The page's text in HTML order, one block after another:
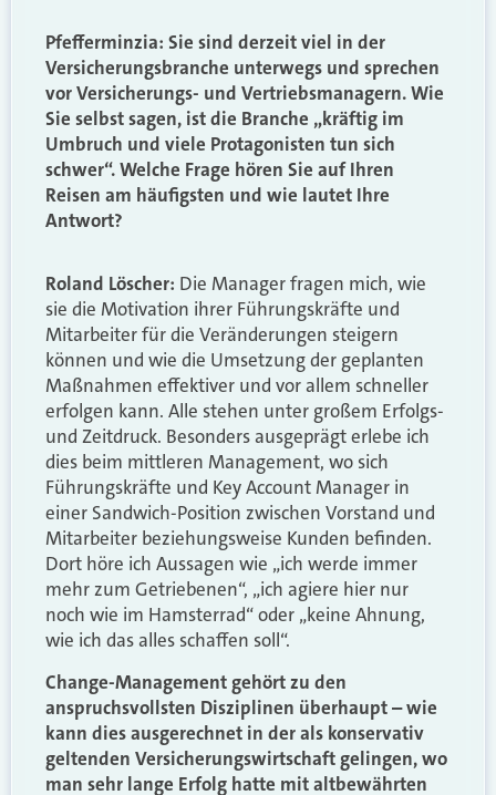
Pfefferminzia: Sie sind derzeit viel in der
Versicherungsbranche unterwegs und sprechen
vor Versicherungs- und Vertriebsmanagern. Wie
Sie selbst sagen, ist die Branche „kräftig im
Umbruch und viele Protagonisten tun sich
schwer“. Welche Frage hören Sie auf Ihren
Reisen am häufigsten und wie lautet Ihre
Antwort?
Roland Löscher: Die Manager fragen mich, wie
sie die Motivation ihrer Führungskräfte und
Mitarbeiter für die Veränderungen steigern
können und wie die Umsetzung der geplanten
Maßnahmen effektiver und vor allem schneller
erfolgen kann. Alle stehen unter großem Erfolgs-
und Zeitdruck. Besonders ausgeprägt erlebe ich
dies beim mittleren Management, wo sich
Führungskräfte und Key Account Manager in
einer Sandwich-Position zwischen Vorstand und
Mitarbeiter beziehungsweise Kunden befinden.
Dort höre ich Aussagen wie „ich werde immer
mehr zum Getriebenen“, „ich agiere hier nur
noch wie im Hamsterrad“ oder „keine Ahnung,
wie ich das alles schaffen soll“.
Change-Management gehört zu den
anspruchsvollsten Disziplinen überhaupt – wie
kann dies ausgerechnet in der als konservativ
geltenden Versicherungswirtschaft gelingen, wo
man sehr lange Erfolg hatte mit altbewährten